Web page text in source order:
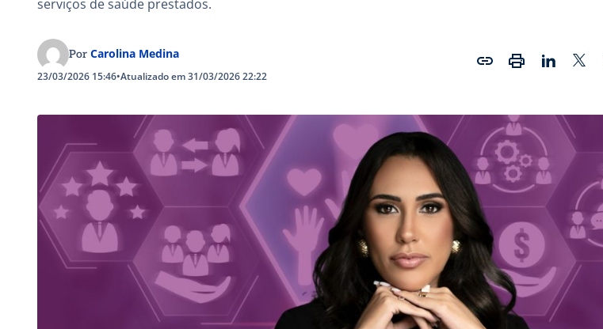
serviços de saúde prestados.
Por Carolina Medina
23/03/2026 15:46•Atualizado em 31/03/2026 22:22